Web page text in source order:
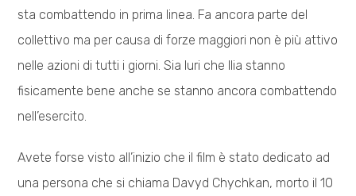
sta combattendo in prima linea. Fa ancora parte del
collettivo ma per causa di forze maggiori non è più attivo
nelle azioni di tutti i giorni. Sia Iuri che Ilia stanno
fisicamente bene anche se stanno ancora combattendo
nell’esercito.
Avete forse visto all’inizio che il film è stato dedicato ad
una persona che si chiama Davyd Chychkan, morto il 10